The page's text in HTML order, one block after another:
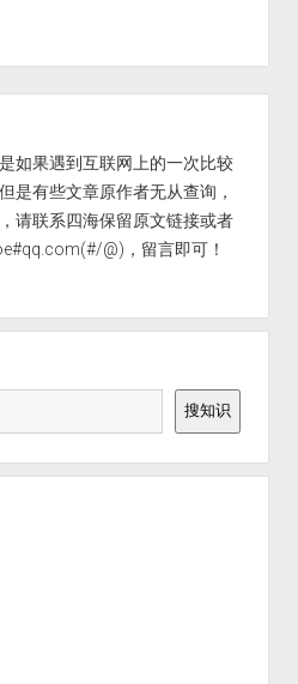
如果遇到互联网上的一次比较
是有些文章原作者无从查询，
请联系四海保留原文链接或者
@)，留言即可！
搜知识